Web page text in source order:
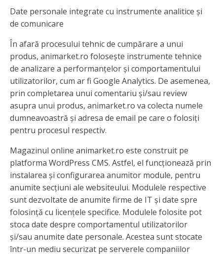
Date personale integrate cu instrumente analitice și
de comunicare
În afară procesului tehnic de cumpărare a unui
produs, animarket.ro folosește instrumente tehnice
de analizare a performanțelor și comportamentului
utilizatorilor, cum ar fi Google Analytics. De asemenea,
prin completarea unui comentariu și/sau review
asupra unui produs, animarket.ro va colecta numele
dumneavoastră și adresa de email pe care o folosiți
pentru procesul respectiv.
Magazinul online animarket.ro este construit pe
platforma WordPress CMS. Astfel, el funcționează prin
instalarea și configurarea anumitor module, pentru
anumite secțiuni ale websiteului. Modulele respective
sunt dezvoltate de anumite firme de IT și date spre
folosință cu licențele specifice. Modulele folosite pot
stoca date despre comportamentul utilizatorilor
și/sau anumite date personale. Acestea sunt stocate
într-un mediu securizat pe serverele companiilor